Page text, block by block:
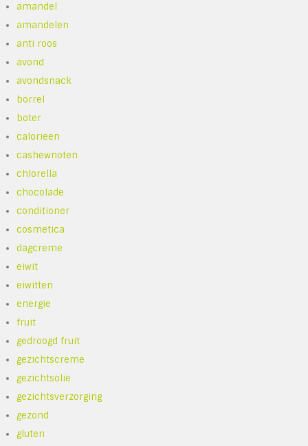
amandel
amandelen
anti roos
avond
avondsnack
borrel
boter
calorieen
cashewnoten
chlorella
chocolade
conditioner
cosmetica
dagcreme
eiwit
eiwitten
energie
fruit
gedroogd fruit
gezichtscreme
gezichtsolie
gezichtsverzorging
gezond
gluten